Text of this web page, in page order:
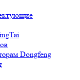
Dongfeng